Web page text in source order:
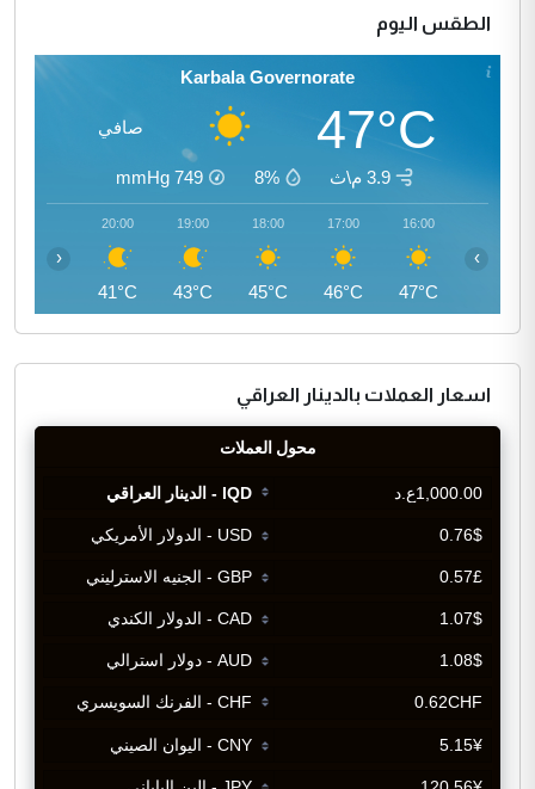
الطقس اليوم
Karbala Governorate
47°C صافي
3.9 م\ث 8%
749
mmHg
16:00
47°C
17:00
46°C
18:00
45°C
19:00
43°C
20:00
41°C
‹ ›
اسعار العملات بالدينار العراقي